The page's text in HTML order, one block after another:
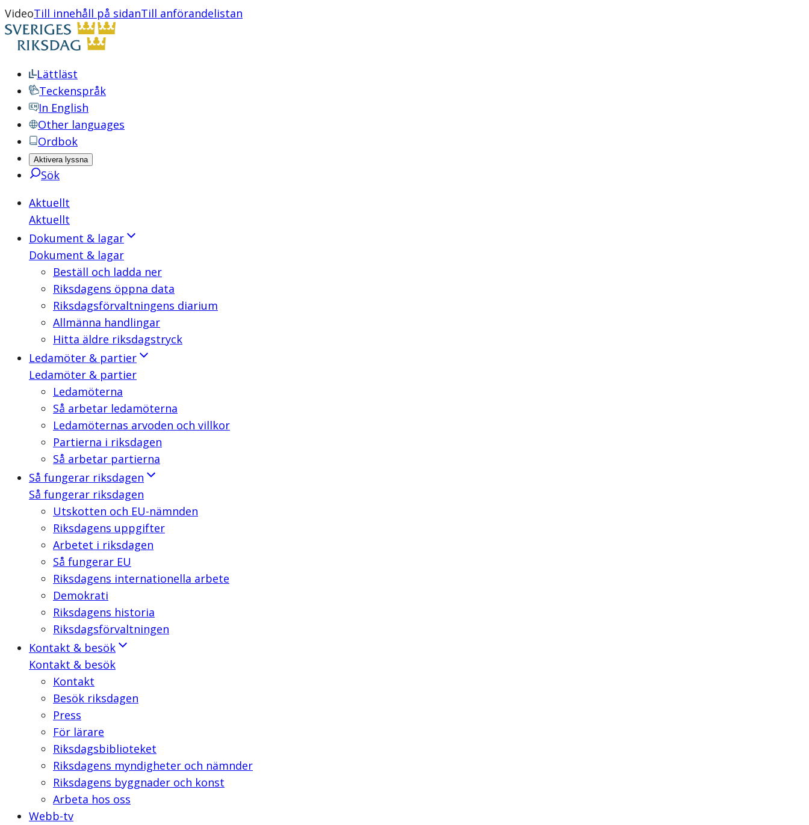
VideoTill innehåll på sidanTill anförandelistan
Lättläst
Teckenspråk
In English
Other languages
Ordbok
Aktivera lyssna
Sök
Aktuellt
Aktuellt
Dokument & lagar
Dokument & lagar
Beställ och ladda ner
Riksdagens öppna data
Riksdagsförvaltningens diarium
Allmänna handlingar
Hitta äldre riksdagstryck
Ledamöter & partier
Ledamöter & partier
Ledamöterna
Så arbetar ledamöterna
Ledamöternas arvoden och villkor
Partierna i riksdagen
Så arbetar partierna
Så fungerar riksdagen
Så fungerar riksdagen
Utskotten och EU-nämnden
Riksdagens uppgifter
Arbetet i riksdagen
Så fungerar EU
Riksdagens internationella arbete
Demokrati
Riksdagens historia
Riksdagsförvaltningen
Kontakt & besök
Kontakt & besök
Kontakt
Besök riksdagen
Press
För lärare
Riksdagsbiblioteket
Riksdagens myndigheter och nämnder
Riksdagens byggnader och konst
Arbeta hos oss
Webb-tv